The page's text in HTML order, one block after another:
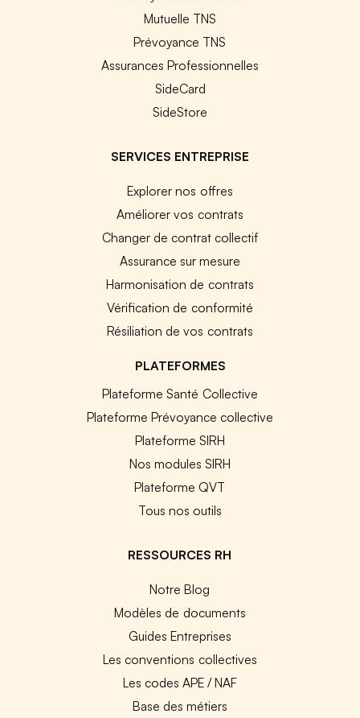
Mutuelle TNS
Prévoyance TNS
Assurances Professionnelles
SideCard
SideStore
SERVICES ENTREPRISE
Explorer nos offres
Améliorer vos contrats
Changer de contrat collectif
Assurance sur mesure
Harmonisation de contrats
Vérification de conformité
Résiliation de vos contrats
PLATEFORMES
Plateforme Santé Collective
Plateforme Prévoyance collective
Plateforme SIRH
Nos modules SIRH
Plateforme QVT
Tous nos outils
RESSOURCES RH
Notre Blog
Modèles de documents
Guides Entreprises
Les conventions collectives
Les codes APE / NAF
Base des métiers